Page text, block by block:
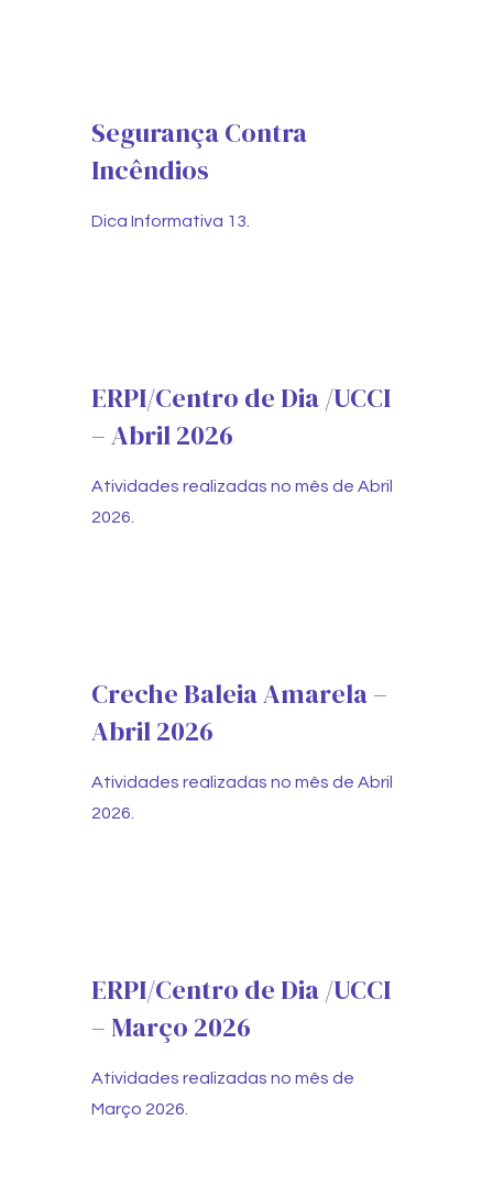
Segurança Contra
Incêndios
Dica Informativa 13.
ERPI/Centro de Dia /UCCI
– Abril 2026
Atividades realizadas no mês de Abril
2026.
Creche Baleia Amarela –
Abril 2026
Atividades realizadas no mês de Abril
2026.
ERPI/Centro de Dia /UCCI
– Março 2026
Atividades realizadas no mês de
Março 2026.